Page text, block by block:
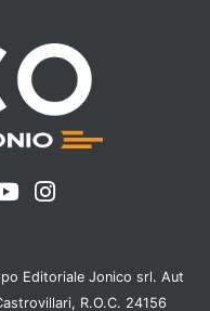
Editoriale Jonico srl. Aut
R.O.C. 24156